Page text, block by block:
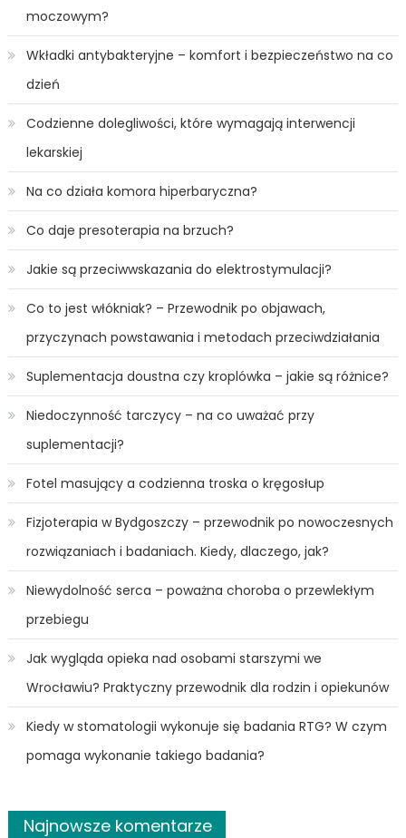
moczowym?
Wkładki antybakteryjne – komfort i bezpieczeństwo na co
dzień
Codzienne dolegliwości, które wymagają interwencji
lekarskiej
Na co działa komora hiperbaryczna?
Co daje presoterapia na brzuch?
Jakie są przeciwwskazania do elektrostymulacji?
Co to jest włókniak? – Przewodnik po objawach,
przyczynach powstawania i metodach przeciwdziałania
Suplementacja doustna czy kroplówka – jakie są różnice?
Niedoczynność tarczycy – na co uważać przy
suplementacji?
Fotel masujący a codzienna troska o kręgosłup
Fizjoterapia w Bydgoszczy – przewodnik po nowoczesnych
rozwiązaniach i badaniach. Kiedy, dlaczego, jak?
Niewydolność serca – poważna choroba o przewlekłym
przebiegu
Jak wygląda opieka nad osobami starszymi we
Wrocławiu? Praktyczny przewodnik dla rodzin i opiekunów
Kiedy w stomatologii wykonuje się badania RTG? W czym
pomaga wykonanie takiego badania?
Najnowsze komentarze